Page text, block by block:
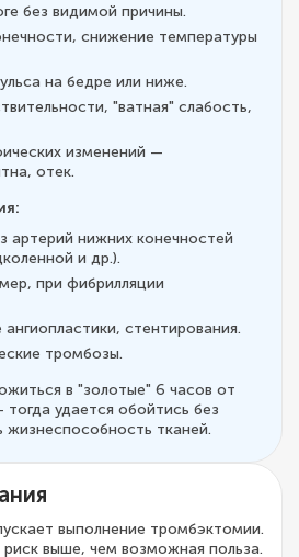
без видимой причины.
снижение температуры
на бедре или ниже.
"ватная" слабость,
изменений —
отек.
артерий нижних конечностей
и др.).
при фибрилляции
стентирования.
тромбозы.
в "золотые" 6 часов от
удается обойтись без
жизнеспособность тканей.
выполнение тромбэктомии.
риск выше, чем возможная польза.